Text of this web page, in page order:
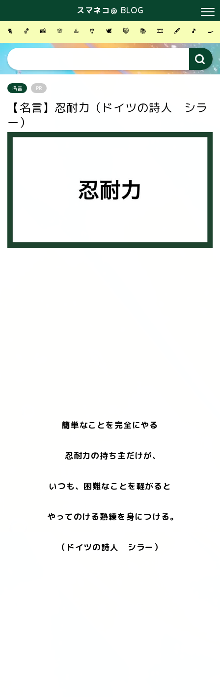
スマネコ＠ BLOG
🐈 🏀 📸 🌸 ♨️ 🎐 🕊 😸 📚 🎞 🖋 🎵 🍳
名言 PR
【名言】忍耐力（ドイツの詩人 シラ
ー）
簡単なことを完全にやる
忍耐力の持ち主だけが、
いつも、困難なことを軽がると
やってのける熟練を身につける。
（ドイツの詩人 シラー）